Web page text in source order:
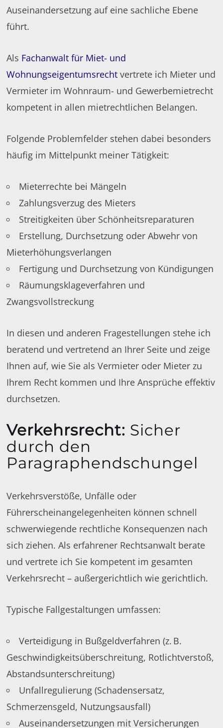
Auseinandersetzung auf eine sachliche Ebene
führt.
Als Fachanwalt für Miet- und
Wohnungseigentumsrecht vertrete ich Mieter und
Vermieter im Wohnraum- und Gewerbemietrecht
kompetent in allen mietrechtlichen Belangen.
Folgende Problemfelder stehen dabei besonders
häufig im Mittelpunkt meiner Tätigkeit:
Mieterrechte bei Mängeln
Zahlungsverzug des Mieters
Streitigkeiten über Schönheitsreparaturen
Erstellung, Durchsetzung oder Abwehr von
Mieterhöhungsverlangen
Fertigung und Durchsetzung von Kündigungen
Räumungsklageverfahren und
Zwangsvollstreckung
In diesen und anderen Fragestellungen stehe ich
beratend und vertretend an Ihrer Seite und zeige
Ihnen auf, wie Sie als Vermieter oder Mieter zu
Ihrem Recht kommen und Ihre Ansprüche effektiv
durchsetzen.
Verkehrsrecht: Sicher
durch den
Paragraphendschungel
Verkehrsverstöße, Unfälle oder
Führerscheinangelegenheiten können schnell
schwerwiegende rechtliche Konsequenzen nach
sich ziehen. Als erfahrener Rechtsanwalt berate
und vertrete ich Sie kompetent im gesamten
Verkehrsrecht – außergerichtlich wie gerichtlich.
Typische Fallgestaltungen umfassen:
Verteidigung in Bußgeldverfahren (z. B.
Geschwindigkeitsüberschreitung, Rotlichtverstoß,
Abstandsunterschreitung)
Unfallregulierung (Schadensersatz,
Schmerzensgeld, Nutzungsausfall)
Auseinandersetzungen mit Versicherungen